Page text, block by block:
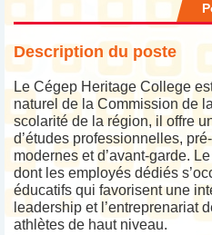
Description du poste
Le Cégep Heritage College
naturel de la Commission de
scolarité de la région, il offre
d’études professionnelles,
modernes et d’avant-garde.
dont les employés dédiés
éducatifs qui favorisent une
leadership et l’entreprenariat
athlètes de haut niveau.